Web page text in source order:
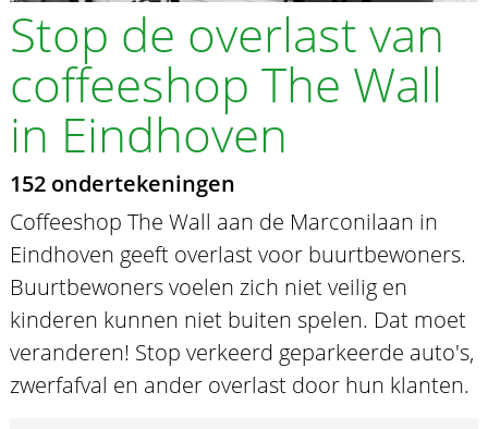
Stop de overlast van
coffeeshop The Wall
in Eindhoven
152 ondertekeningen
Coffeeshop The Wall aan de Marconilaan in
Eindhoven geeft overlast voor buurtbewoners.
Buurtbewoners voelen zich niet veilig en
kinderen kunnen niet buiten spelen. Dat moet
veranderen! Stop verkeerd geparkeerde auto's,
zwerfafval en ander overlast door hun klanten.